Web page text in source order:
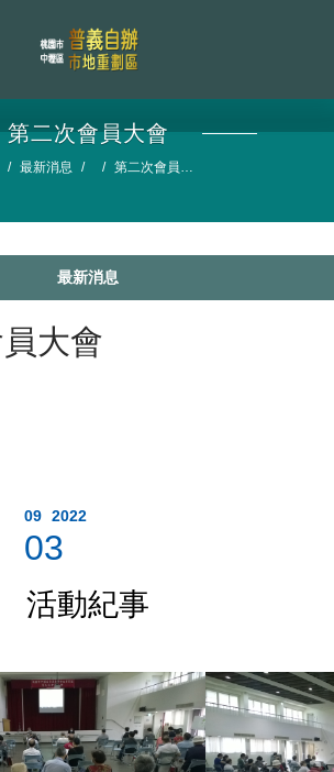
第二次會員大會
最新消息 第二次會員大
最新消息
大會
09 2022
03
活動紀事